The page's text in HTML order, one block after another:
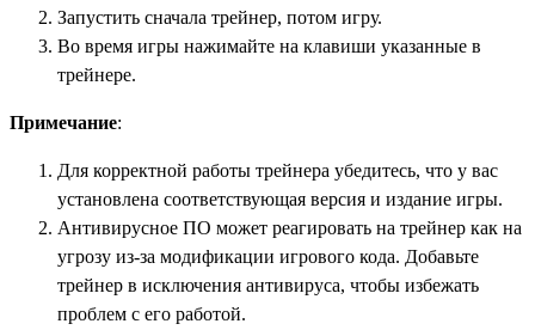
Запустить сначала трейнер, потом игру.
Во время игры нажимайте на клавиши указанные в
трейнере.
Примечание:
Для корректной работы трейнера убедитесь, что у вас
установлена соответствующая версия и издание игры.
Антивирусное ПО может реагировать на трейнер как на
угрозу из-за модификации игрового кода. Добавьте
трейнер в исключения антивируса, чтобы избежать
проблем с его работой.